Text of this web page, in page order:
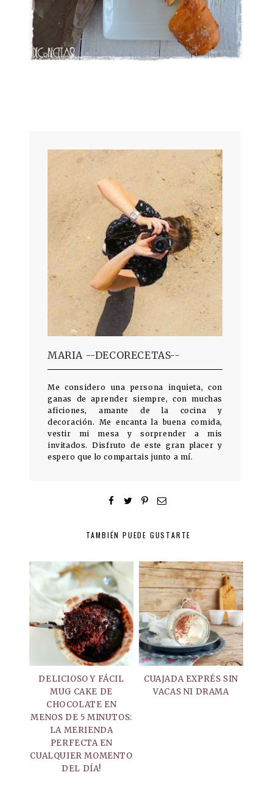
MARIA --DECORECETAS--
Me considero una persona inquieta, con
ganas de aprender siempre, con muchas
aficiones, amante de la cocina y
decoración. Me encanta la buena comida,
vestir mi mesa y sorprender a mis
invitados. Disfruto de este gran placer y
espero que lo compartais junto a mí.
TAMBIÉN PUEDE GUSTARTE
DELICIOSO Y FÁCIL
MUG CAKE DE
CHOCOLATE EN
MENOS DE 5 MINUTOS:
LA MERIENDA
PERFECTA EN
CUALQUIER MOMENTO
DEL DÍA!
CUAJADA EXPRÉS SIN
VACAS NI DRAMA